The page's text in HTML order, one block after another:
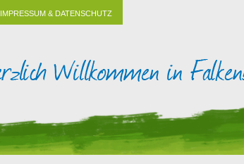
IMPRESSUM & DATENSCHUTZ